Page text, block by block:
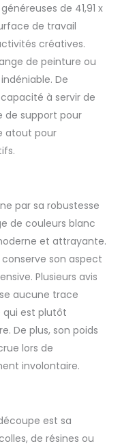
de 41,91 x
de travail
créatives.
de peinture ou
De
à servir de
de support pour
atout pour
par sa robustesse
de couleurs blanc
et attrayante.
son aspect
Plusieurs avis
aucune trace
qui est plutôt
De plus, son poids
lors de
involontaire.
est sa
de résines ou